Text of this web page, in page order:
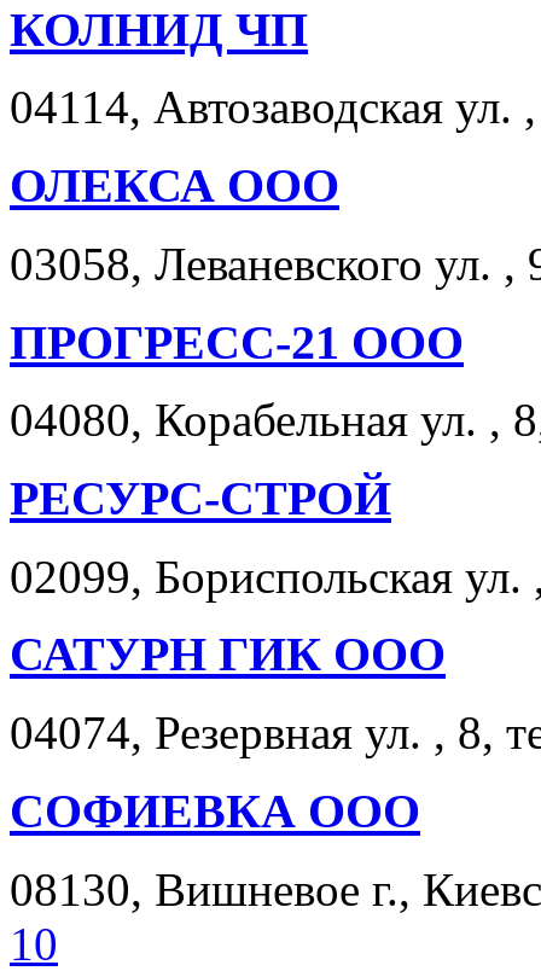
КОЛНИД ЧП
04114, Автозаводская
ОЛЕКСА ООО
03058, Леваневского ул.
ПРОГРЕСС-21 ООО
04080, Корабельная ул. ,
РЕСУРС-СТРОЙ
02099, Бориспольская
САТУРН ГИК ООО
04074, Резервная ул. , 8,
СОФИЕВКА ООО
08130, Вишневое г.,
10